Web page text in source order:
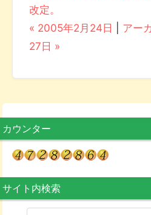
改定。
« 2005年2月24日
アー
27日 »
カウンター
サイト内検索